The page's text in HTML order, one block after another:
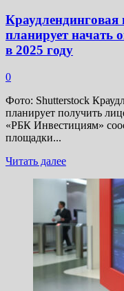
планирует начать
в 2025 году
0
Фото: Shutterstock
планирует получить
«РБК Инвестициям»
площадки...
Читать далееПрочитать
о
платформа
JetLend
планирует
начать
оказывать
брокерские
услуги